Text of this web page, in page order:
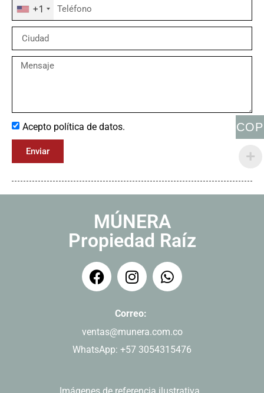
+1
Acepto política de datos.
Enviar
MÚNERA
Propiedad Raíz
Correo:
ventas@munera.com.co
WhatsApp: +57 3054315476
COP